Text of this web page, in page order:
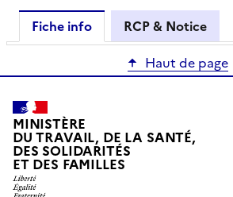
Fiche info
RCP & Notice
Haut de page
MINISTÈRE
DU TRAVAIL, DE LA SANTÉ,
DES SOLIDARITÉS
ET DES FAMILLES